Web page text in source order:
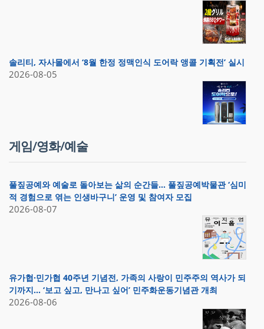
솔리티, 자사몰에서 ‘8월 한정 정맥인식 도어락 앵콜 기획전’ 실시
2026-08-05
게임/영화/예술
풀짚공예와 예술로 돌아보는 삶의 순간들… 풀짚공예박물관 ‘심미
적 경험으로 엮는 인생바구니’ 운영 및 참여자 모집
2026-08-07
유가협·민가협 40주년 기념전, 가족의 사랑이 민주주의 역사가 되
기까지… ‘보고 싶고, 만나고 싶어’ 민주화운동기념관 개최
2026-08-06